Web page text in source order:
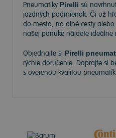
Pneumatiky Pirelli sú
jazdných podmienok. Či už
do mesta, na dlhé cesty
našej ponuke nájdete ideálne
Objednajte si Pirelli
rýchle doručenie. Doprajte si
s overenou kvalitou pneumatík